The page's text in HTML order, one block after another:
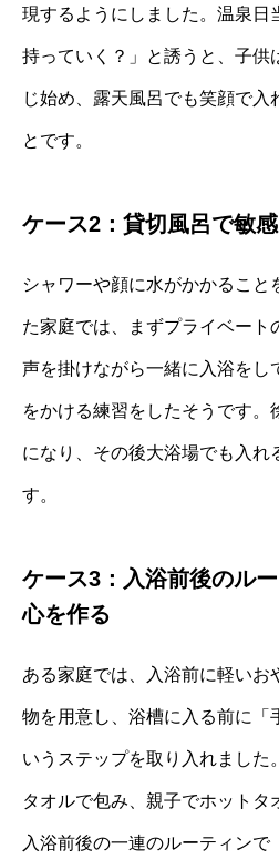
現するようにしました。温泉日
持っていく？」と誘うと、子供
じ始め、露天風呂でも笑顔で入
とです。
ケース2：貸切風呂で敏
シャワーや顔に水がかかること
た家庭では、まずプライベート
声を掛けながら一緒に入浴をし
をかける練習をしたそうです。
になり、その後大浴場でも入れ
す。
ケース3：入浴前後のル
心を作る
ある家庭では、入浴前に軽いお
物を用意し、浴槽に入る前に「
いうステップを取り入れました
タオルで包み、親子でホットタ
入浴前後の一連のルーティンで